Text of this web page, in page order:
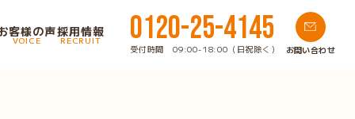
客様の声
VOICE
採用情報
RECRUIT 0120-25-4145
受付時間 09:00-18:00（日祝除く） お問い合わせ